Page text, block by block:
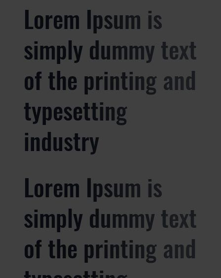
Lorem Ipsum is
simply dummy text
of the printing and
typesetting
industry
Lorem Ipsum is
simply dummy text
of the printing and